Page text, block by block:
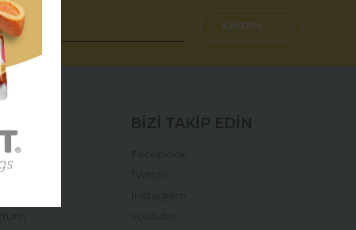
KAYDOL
BİZİ TAKİP EDİN
Facebook
Twitter
Instagram
Youtube